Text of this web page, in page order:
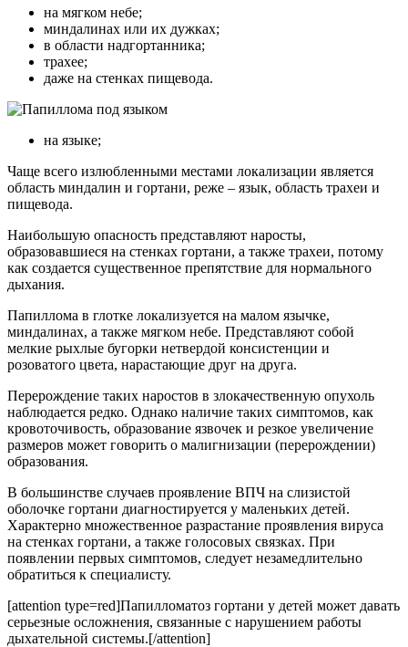
на мягком небе;
миндалинах или их дужках;
в области надгортанника;
трахее;
даже на стенках пищевода.
на языке;
Чаще всего излюбленными местами локализации является
область миндалин и гортани, реже – язык, область трахеи и
пищевода.
Наибольшую опасность представляют наросты,
образовавшиеся на стенках гортани, а также трахеи, потому
как создается существенное препятствие для нормального
дыхания.
Папиллома в глотке локализуется на малом язычке,
миндалинах, а также мягком небе. Представляют собой
мелкие рыхлые бугорки нетвердой консистенции и
розоватого цвета, нарастающие друг на друга.
Перерождение таких наростов в злокачественную опухоль
наблюдается редко. Однако наличие таких симптомов, как
кровоточивость, образование язвочек и резкое увеличение
размеров может говорить о малигнизации (перерождении)
образования.
В большинстве случаев проявление ВПЧ на слизистой
оболочке гортани диагностируется у маленьких детей.
Характерно множественное разрастание проявления вируса
на стенках гортани, а также голосовых связках. При
появлении первых симптомов, следует незамедлительно
обратиться к специалисту.
[attention type=red]Папилломатоз гортани у детей может давать
серьезные осложнения, связанные с нарушением работы
дыхательной системы.[/attention]